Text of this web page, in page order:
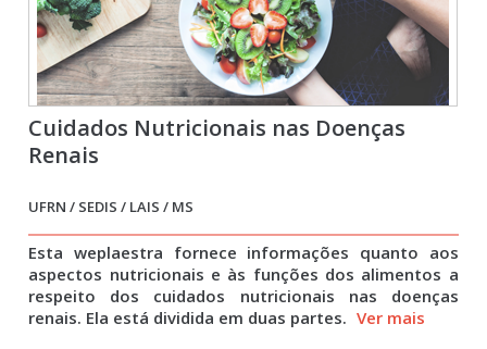
Cuidados Nutricionais nas Doenças
Renais
UFRN / SEDIS / LAIS / MS
Esta weplaestra fornece informações quanto aos
aspectos nutricionais e às funções dos alimentos a
respeito dos cuidados nutricionais nas doenças
renais. Ela está dividida em duas partes. Ver mais